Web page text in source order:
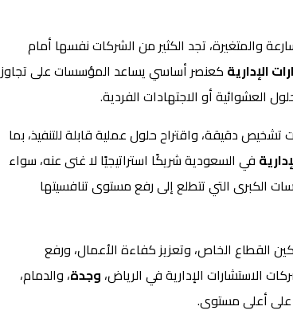
والمتغيرة، تجد الكثير من الشركات نفسها أمام
الإدارية كعنصر أساسي يساعد المؤسسات على تجاوز
العشوائية أو الاجتهادات الفردية.
تشخيص دقيقة، واقتراح حلول عملية قابلة للتنفيذ، بما
في السعودية شريكًا استراتيجيًا لا غنى عنه، سواء
الكبرى التي تتطلع إلى رفع مستوى تنافسيتها
القطاع الخاص، وتعزيز كفاءة الأعمال، ورفع
الاستشارات الإدارية في الرياض، وجدة، والدمام،
على أعلى مستوى.